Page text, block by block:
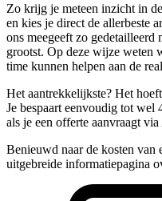
Zo krijg je meteen inzicht in
en kies je direct de allerbeste
ons meegeeft zo gedetailleerd
grootst. Op deze wijze weten
time kunnen helpen aan de
Het aantrekkelijkste? Het
Je bespaart eenvoudig tot
als je een offerte aanvraagt
Benieuwd naar de kosten van
uitgebreide informatiepagina